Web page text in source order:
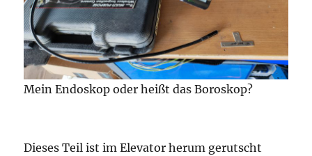
Mein Endoskop oder heißt das Boroskop?
Dieses Teil ist im Elevator herum gerutscht